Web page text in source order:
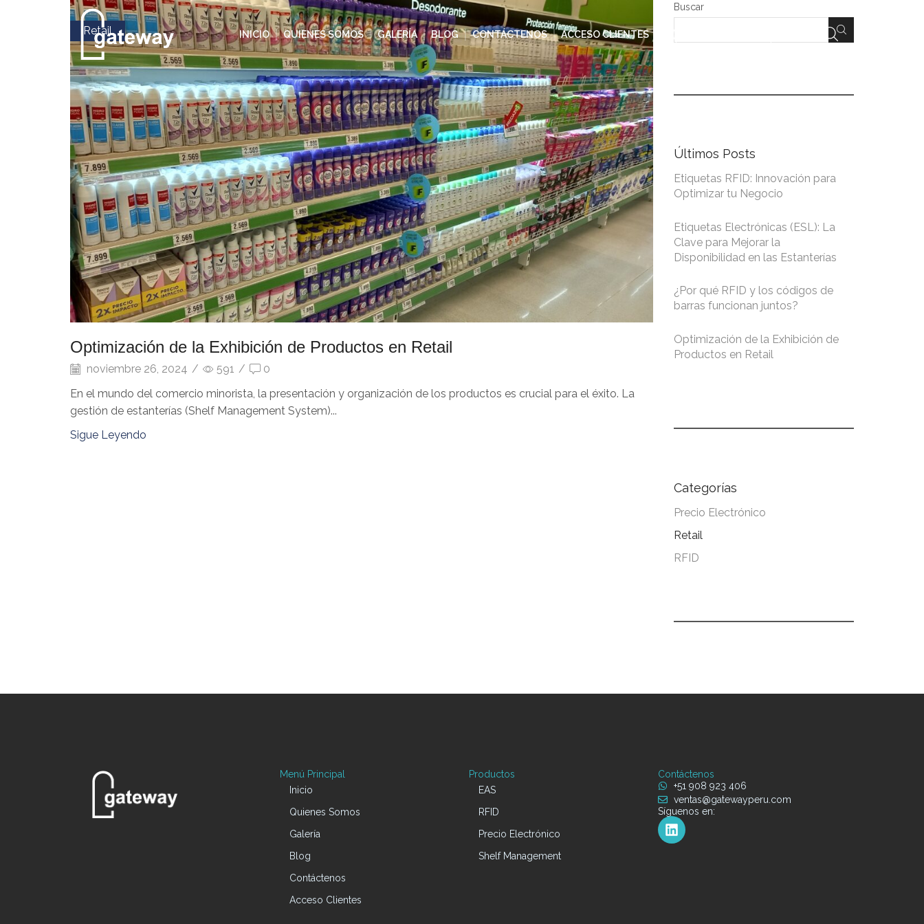
INICIO QUIENES SOMOS GALERÍA BLOG CONTÁCTENOS ACCESO CLIENTES
Retail
Optimización de la Exhibición de Productos en Retail
noviembre 26, 2024 / 591 /
0
En el mundo del comercio minorista, la presentación y organización de los productos es crucial para el éxito. La
gestión de estanterías (Shelf Management System)...
Sigue Leyendo
Buscar
Últimos Posts
Etiquetas RFID: Innovación para
Optimizar tu Negocio
Etiquetas Electrónicas (ESL): La
Clave para Mejorar la
Disponibilidad en las Estanterías
¿Por qué RFID y los códigos de
barras funcionan juntos?
Optimización de la Exhibición de
Productos en Retail
Categorías
Precio Electrónico
Retail
RFID
Menú Principal
Inicio
Quienes Somos
Galería
Blog
Contáctenos
Acceso Clientes
Productos
EAS
RFID
Precio Electrónico
Shelf Management
Contáctenos
+51 908 923 406
ventas@gatewayperu.com
Síguenos en: